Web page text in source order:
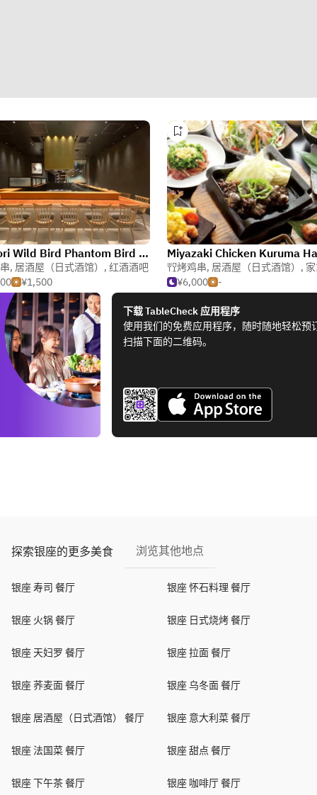
Yakitori Wild Bird Phantom Bird Toranomon Hills Station Tower
, 居酒屋（日式酒馆） , 红酒酒吧
¥1,500
烤鸡串, 居酒屋（日式酒馆） ,
¥6,000
-
下载 TableCheck 应用程序
使用我们的免费应用程序，随时随地轻松预
扫描下面的二维码。
探索银座的更多美食 浏览其他地点
银座 寿司 餐厅 银座 怀石料理 餐厅
银座 火锅 餐厅 银座 日式烧烤 餐厅
银座 天妇罗 餐厅 银座 拉面 餐厅
银座 荞麦面 餐厅 银座 乌冬面 餐厅
银座 居酒屋（日式酒馆） 餐厅 银座 意大利菜 餐厅
银座 法国菜 餐厅 银座 甜点 餐厅
银座 下午茶 餐厅 银座 咖啡厅 餐厅